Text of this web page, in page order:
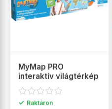
MyMap PRO
interaktív világtérkép
✓ Raktáron